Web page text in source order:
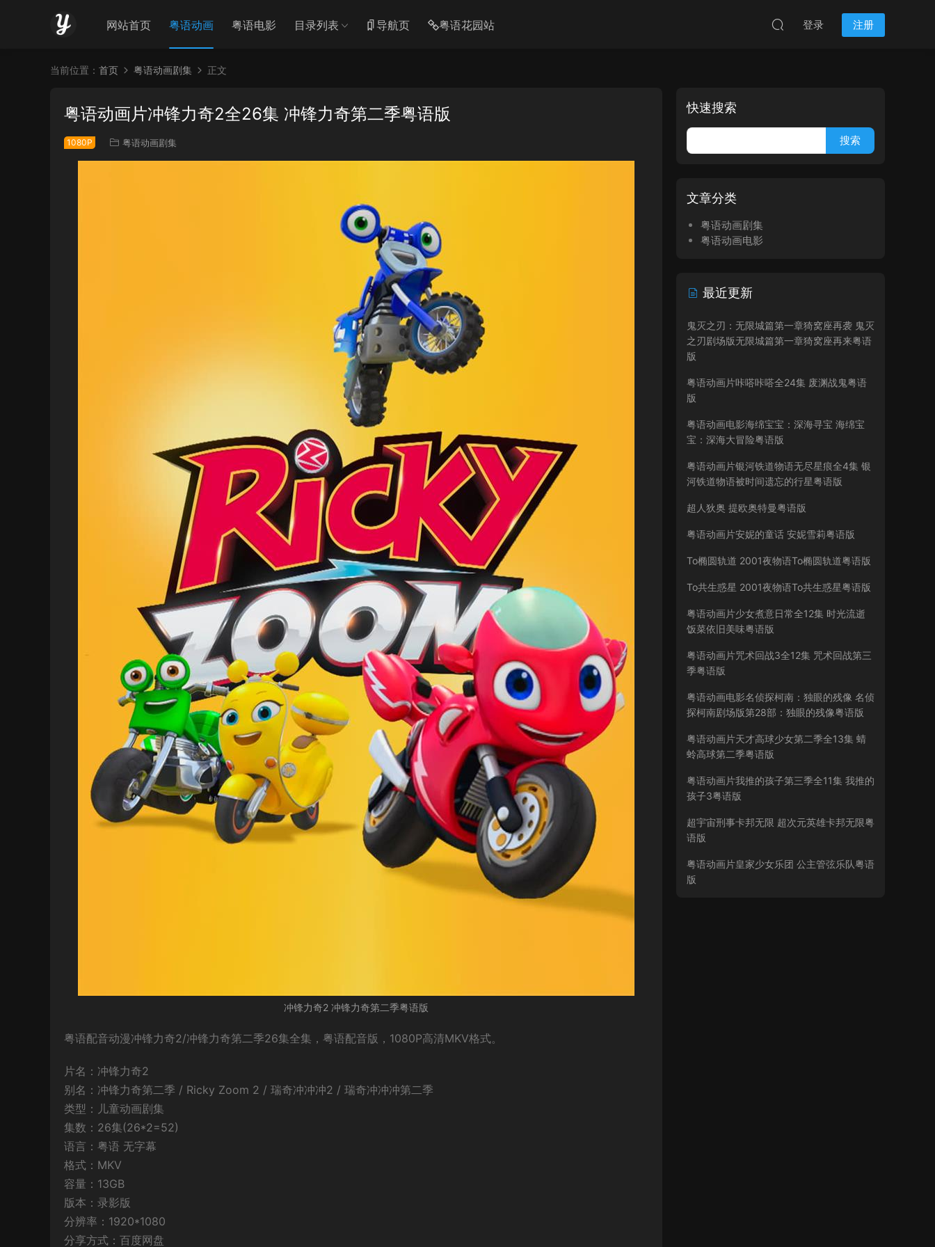
网站首页 粤语动画 粤语电影 目录列表 导航页 粤语花园站 登录 注册
当前位置： 首页 粤语动画剧集 正文
粤语动画片冲锋力奇2全26集 冲锋力奇第二季粤语版
1080P 粤语动画剧集
冲锋力奇2 冲锋力奇第二季粤语版
粤语配音动漫冲锋力奇2/冲锋力奇第二季26集全集，粤语配音版，1080P高清MKV格式。
片名：冲锋力奇2
别名：冲锋力奇第二季 / Ricky Zoom 2 / 瑞奇冲冲冲2 / 瑞奇冲冲冲第二季
类型：儿童动画剧集
集数：26集(26*2=52)
语言：粤语 无字幕
格式：MKV
容量：13GB
版本：录影版
分辨率：1920*1080
分享方式：百度网盘
快速搜索
文章分类
粤语动画剧集
粤语动画电影
最近更新
鬼灭之刃：无限城篇第一章猗窝座再袭 鬼灭
之刃剧场版无限城篇第一章猗窝座再来粤语
版
粤语动画片咔嗒咔嗒全24集 废渊战鬼粤语
版
粤语动画电影海绵宝宝：深海寻宝 海绵宝
宝：深海大冒险粤语版
粤语动画片银河铁道物语无尽星痕全4集 银
河铁道物语被时间遗忘的行星粤语版
超人狄奥 提欧奥特曼粤语版
粤语动画片安妮的童话 安妮雪莉粤语版
To椭圆轨道 2001夜物语To椭圆轨道粤语版
To共生惑星 2001夜物语To共生惑星粤语版
粤语动画片少女煮意日常全12集 时光流逝
饭菜依旧美味粤语版
粤语动画片咒术回战3全12集 咒术回战第三
季粤语版
粤语动画电影名侦探柯南：独眼的残像 名侦
探柯南剧场版第28部：独眼的残像粤语版
粤语动画片天才高球少女第二季全13集 蜻
蛉高球第二季粤语版
粤语动画片我推的孩子第三季全11集 我推的
孩子3粤语版
超宇宙刑事卡邦无限 超次元英雄卡邦无限粤
语版
粤语动画片皇家少女乐团 公主管弦乐队粤语
版